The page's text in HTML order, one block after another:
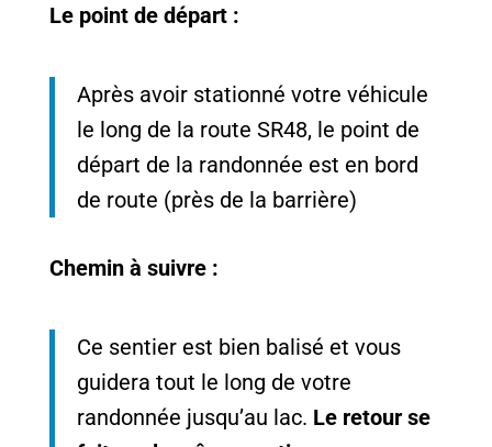
Le point de départ :
Après avoir stationné votre véhicule
le long de la route SR48, le point de
départ de la randonnée est en bord
de route (près de la barrière)
Chemin à suivre :
Ce sentier est bien balisé et vous
guidera tout le long de votre
randonnée jusqu’au lac. Le retour se